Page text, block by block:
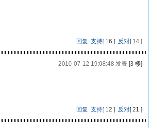
回复 支持[16 ] 反对[14 ]
2010-07-12 19:08:48 发表[3 楼]
回复 支持[12 ] 反对[21 ]